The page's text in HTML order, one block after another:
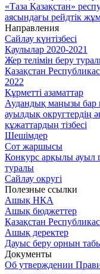
«Таза Қазақстан»
аясындағы рейдтік
Направления
Сайлау күнтізбесі
Қаулылар 2020-2021
Жер телімін беру
Қазақстан
2022
Құрметті азаматтар
Аудандық маңызы бар
ауылдық округтердің
құжаттардың тізбесі
Шешімдер
Сот жаршысы
Конкурс арқылы ауыл
туралы
Сайлау округі
Полезные ссылки
Ашық НҚА
Ашық бюджеттер
Қазақстан
Ашық деректер
Дауыс беру орнын
Документы
Об утверждении